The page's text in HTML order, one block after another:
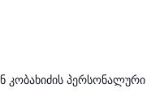
კობახიძის პერსონალური